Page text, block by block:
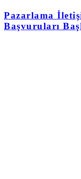
Pazarlama
Başvuruları